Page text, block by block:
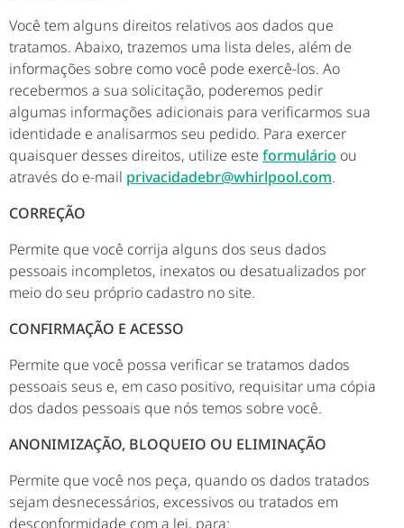
Você tem alguns direitos relativos aos dados que
tratamos. Abaixo, trazemos uma lista deles, além de
informações sobre como você pode exercê-los. Ao
recebermos a sua solicitação, poderemos pedir
algumas informações adicionais para verificarmos sua
identidade e analisarmos seu pedido. Para exercer
quaisquer desses direitos, utilize este formulário ou
através do e-mail privacidadebr@whirlpool.com.
CORREÇÃO
Permite que você corrija alguns dos seus dados
pessoais incompletos, inexatos ou desatualizados por
meio do seu próprio cadastro no site.
CONFIRMAÇÃO E ACESSO
Permite que você possa verificar se tratamos dados
pessoais seus e, em caso positivo, requisitar uma cópia
dos dados pessoais que nós temos sobre você.
ANONIMIZAÇÃO, BLOQUEIO OU ELIMINAÇÃO
Permite que você nos peça, quando os dados tratados
sejam desnecessários, excessivos ou tratados em
desconformidade com a lei, para: